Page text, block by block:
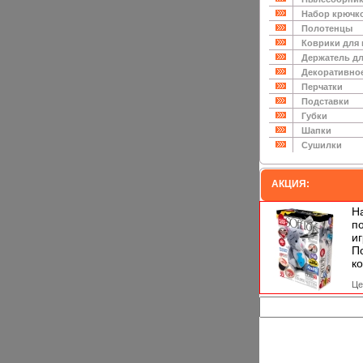
Набор
Полотенцы
Коврики для
Держатель
Перчатки
Подставки
Губки
Шапки
Сушилки
АКЦИЯ: